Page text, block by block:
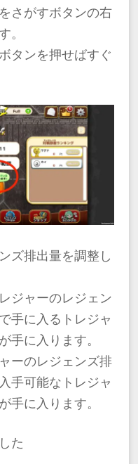
さがすボタンの右
。
タンを押せばすぐ
ズ排出量を調整し
ジャーのレジェン
手に入るトレジャ
手に入ります。
ーのレジェンズ排
手可能なトレジャ
手に入ります。
た